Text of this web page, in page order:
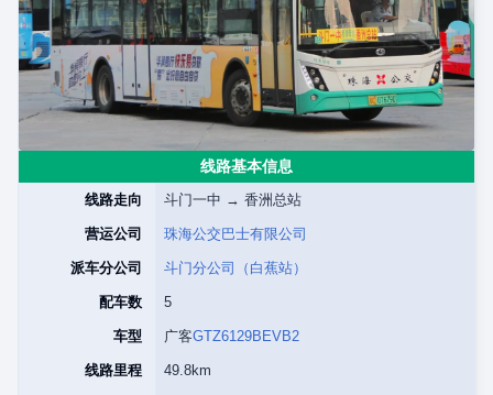
线路基本信息
线路走向 斗门一中 → 香洲总站
营运公司 珠海公交巴士有限公司
派车分公司 斗门分公司（白蕉站）
配车数 5
车型 广客GTZ6129BEVB2
线路里程 49.8km